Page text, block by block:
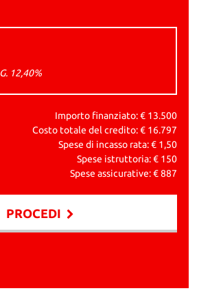
12,40%
Importo finanziato: € 13.500
Costo totale del credito: € 16.797
Spese di incasso rata: € 1,50
Spese istruttoria: € 150
Spese assicurative: €887
PROCEDI